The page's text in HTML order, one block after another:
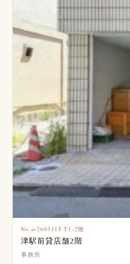
No.at260311T-T3-2階
津駅前貸店舗2階
事務所